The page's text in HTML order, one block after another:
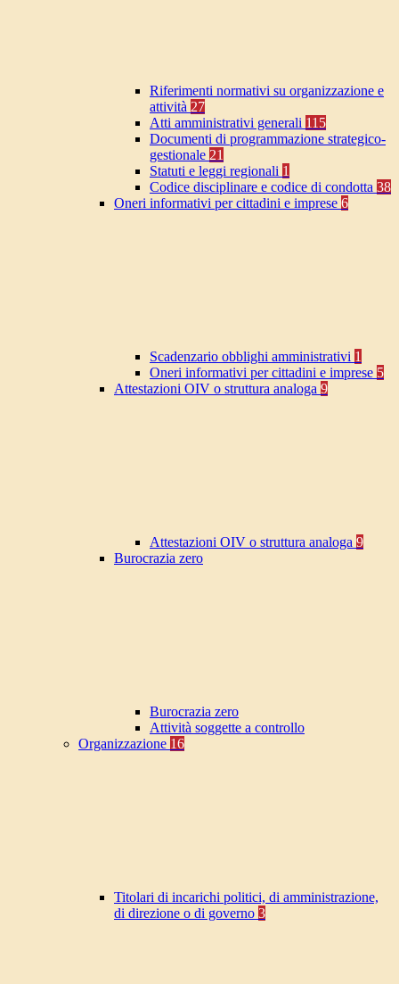
Riferimenti normativi su organizzazione e
attività 27
Atti amministrativi generali 115
Documenti di programmazione strategico-
gestionale 21
Statuti e leggi regionali 1
Codice disciplinare e codice di condotta 38
Oneri informativi per cittadini e imprese 6
Scadenzario obblighi amministrativi 1
Oneri informativi per cittadini e imprese 5
Attestazioni OIV o struttura analoga 9
Attestazioni OIV o struttura analoga 9
Burocrazia zero
Burocrazia zero
Attività soggette a controllo
Organizzazione 16
Titolari di incarichi politici, di amministrazione,
di direzione o di governo 3